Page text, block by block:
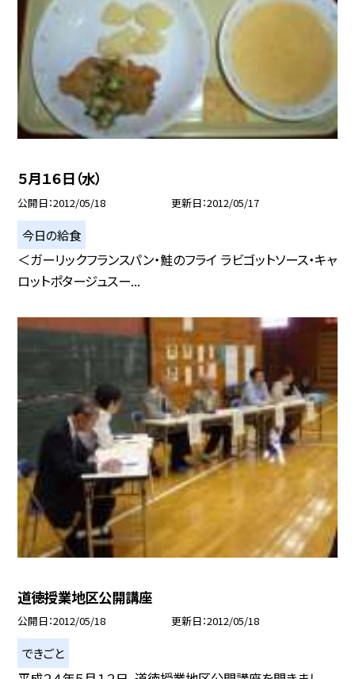
５月１６日（水）
公開日 2012/05/18 更新日 2012/05/17
今日の給食
＜ガーリックフランスパン・鮭のフライ ラビゴットソース・キャ
ロットポタージュスー...
道徳授業地区公開講座
公開日 2012/05/18 更新日 2012/05/18
できごと